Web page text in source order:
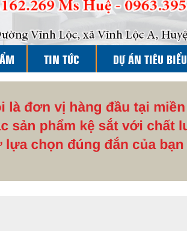
TIN TỨC DỰ ÁN TIÊU BIỂU